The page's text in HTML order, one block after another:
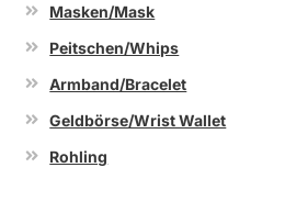
Masken/Mask
Peitschen/Whips
Armband/Bracelet
Geldbörse/Wrist Wallet
Rohling